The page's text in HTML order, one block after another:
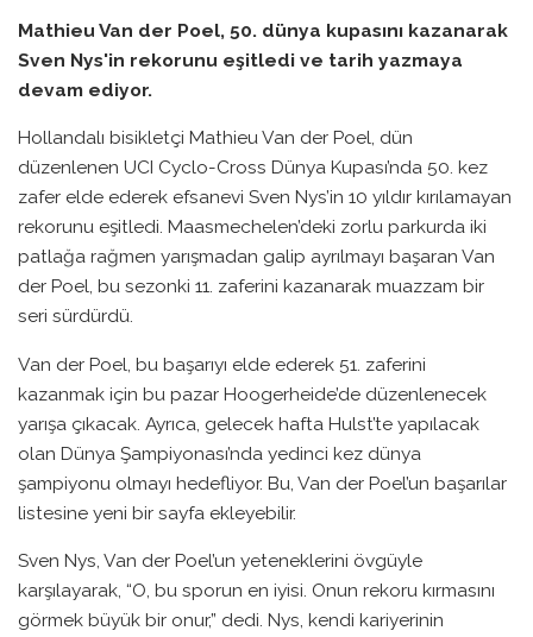
Mathieu Van der Poel, 50. dünya kupasını kazanarak
Sven Nys'in rekorunu eşitledi ve tarih yazmaya
devam ediyor.
Hollandalı bisikletçi Mathieu Van der Poel, dün
düzenlenen UCI Cyclo-Cross Dünya Kupası’nda 50. kez
zafer elde ederek efsanevi Sven Nys’in 10 yıldır kırılamayan
rekorunu eşitledi. Maasmechelen’deki zorlu parkurda iki
patlağa rağmen yarışmadan galip ayrılmayı başaran Van
der Poel, bu sezonki 11. zaferini kazanarak muazzam bir
seri sürdürdü.
Van der Poel, bu başarıyı elde ederek 51. zaferini
kazanmak için bu pazar Hoogerheide’de düzenlenecek
yarışa çıkacak. Ayrıca, gelecek hafta Hulst’te yapılacak
olan Dünya Şampiyonası’nda yedinci kez dünya
şampiyonu olmayı hedefliyor. Bu, Van der Poel’un başarılar
listesine yeni bir sayfa ekleyebilir.
Sven Nys, Van der Poel’un yeteneklerini övgüyle
karşılayarak, “O, bu sporun en iyisi. Onun rekoru kırmasını
görmek büyük bir onur,” dedi. Nys, kendi kariyerinin